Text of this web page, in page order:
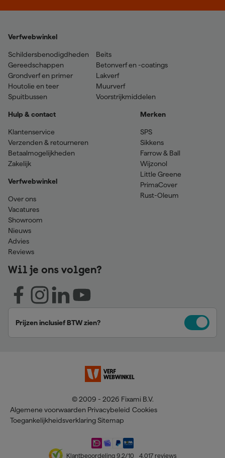
Verfwebwinkel
Schildersbenodigdheden
Gereedschappen
Grondverf en primer
Houtolie en teer
Spuitbussen
Beits
Betonverf en -coatings
Lakverf
Muurverf
Voorstrijkmiddelen
Hulp & contact
Klantenservice
Verzenden & retourneren
Betaalmogelijkheden
Zakelijk
Verfwebwinkel
Over ons
Vacatures
Showroom
Nieuws
Advies
Reviews
Merken
SPS
Sikkens
Farrow & Ball
Wijzonol
Little Greene
PrimaCover
Rust-Oleum
Wil je ons volgen?
Prijzen inclusief BTW zien?
© 2009 - 2026 Fixami B.V.
Algemene voorwaarden Privacybeleid Cookies
Toegankelijkheidsverklaring Sitemap
Klantbeoordeling 9,2/10 4.017 reviews